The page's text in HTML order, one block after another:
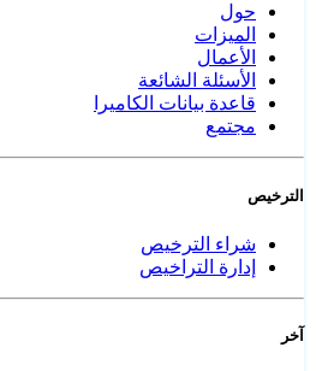
حول
الميزات
الأعمال
الأسئلة الشائعة
قاعدة بيانات الكاميرا
مجتمع
الترخيص
شراء الترخيص
إدارة التراخيص
آخر